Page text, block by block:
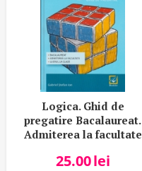
Logica. Ghid de
pregatire Bacalaureat.
Admiterea la facultate
25.00lei